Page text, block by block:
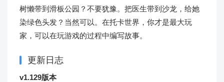
树懒带到滑板公园？不要犹豫。把医生带到沙龙，给她
染绿色头发？当然可以。在托卡世界，你才是最大玩
家，可以在玩游戏的过程中编写故事。
更新日志
v1.129版本